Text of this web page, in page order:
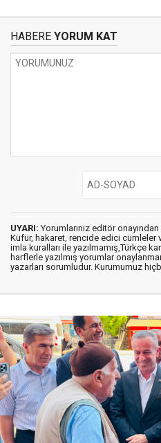
HABERE YORUM KAT
UYARI: Yorumlarınız editör
Küfür, hakaret, rencide edici cümleler
imla kuralları ile yazılmamış,Türkçe
harflerle yazılmış yorumlar
yazarları sorumludur. Kurumumuz